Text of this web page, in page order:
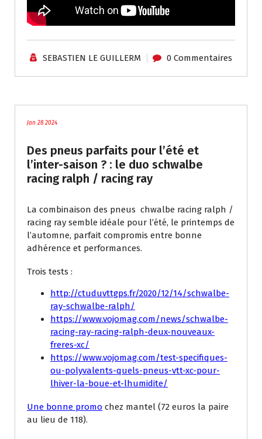
SEBASTIEN LE GUILLERM 0 Commentaires
Jan 28 2024
Des pneus parfaits pour l’été et
l’inter-saison ? : le duo schwalbe
racing ralph / racing ray
La combinaison des pneus chwalbe racing ralph /
racing ray semble idéale pour l’été, le printemps de
l’automne, parfait compromis entre bonne
adhérence et performances.
Trois tests :
http://ctuduvttgps.fr/2020/12/14/schwalbe-
ray-schwalbe-ralph/
https://www.vojomag.com/news/schwalbe-
racing-ray-racing-ralph-deux-nouveaux-
freres-xc/
https://www.vojomag.com/test-specifiques-
ou-polyvalents-quels-pneus-vtt-xc-pour-
lhiver-la-boue-et-lhumidite/
Une bonne promo chez mantel (72 euros la paire
au lieu de 118).